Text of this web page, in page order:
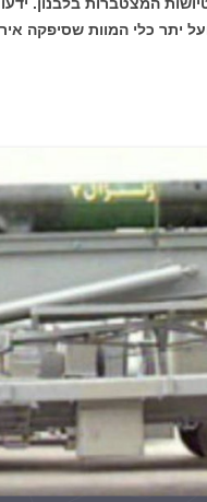
יתר כלי המוות שסיפקה